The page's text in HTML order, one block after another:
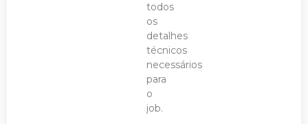
todos
os
detalhes
técnicos
necessários
para
o
job.